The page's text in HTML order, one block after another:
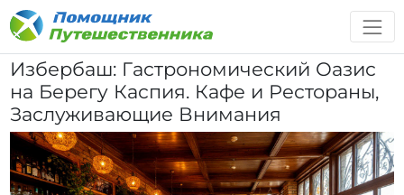
Избербаш: Гастрономический Оазис
на Берегу Каспия. Кафе и Рестораны,
Заслуживающие Внимания